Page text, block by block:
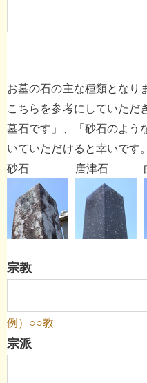
お墓の石の主な種類となり
こちらを参考にしていただ
墓石です」、「砂石のよう
いていただけると幸いです。
砂石
唐津石
宗教
例）○○教
宗派